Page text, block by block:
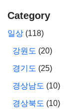
Category
일상 (118)
강원도 (20)
경기도 (25)
경상남도 (10)
경상북도 (10)